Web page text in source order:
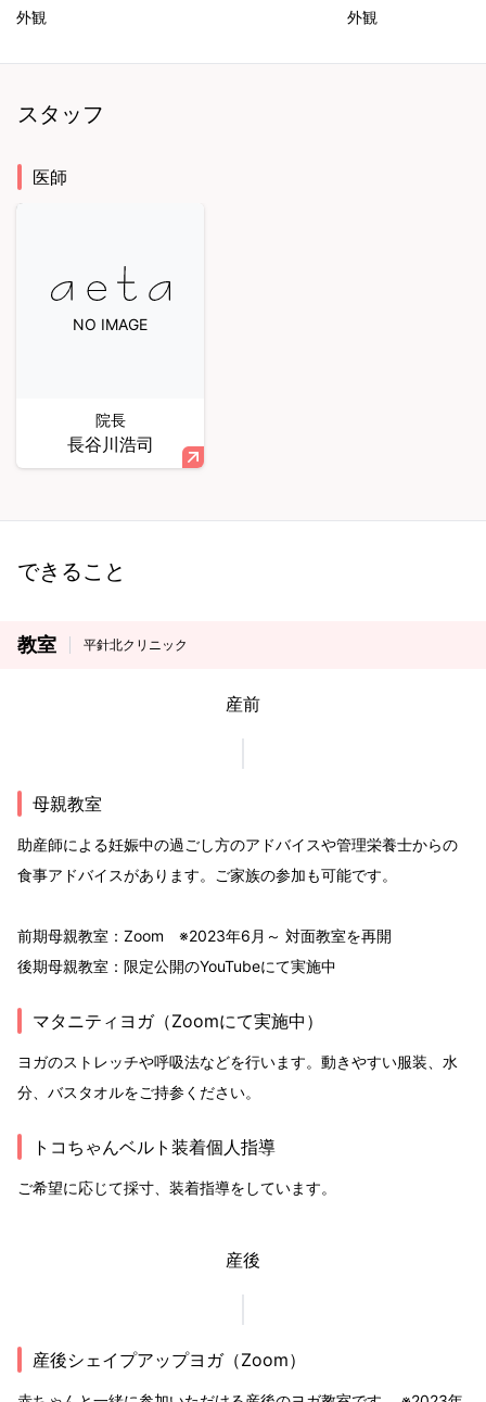
外観 外観
スタッフ
医師
NO IMAGE
院長
長谷川浩司
できること
教室 平針北クリニック
産前
母親教室
助産師による妊娠中の過ごし方のアドバイスや管理栄養士からの
食事アドバイスがあります。ご家族の参加も可能です。
前期母親教室：Zoom ※2023年6月～ 対面教室を再開
後期母親教室：限定公開のYouTubeにて実施中
マタニティヨガ（Zoomにて実施中）
ヨガのストレッチや呼吸法などを行います。動きやすい服装、水
分、バスタオルをご持参ください。
トコちゃんベルト装着個人指導
ご希望に応じて採寸、装着指導をしています。
産後
産後シェイプアップヨガ（Zoom）